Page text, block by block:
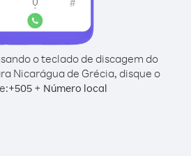
o teclado de discagem do
Nicarágua de Grécia, disque o
+505 + Número local